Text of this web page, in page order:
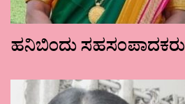
ಹನಿಬಿಂದು ಸಹಸಂಪಾದಕರು